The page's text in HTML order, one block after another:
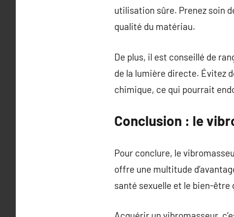
utilisation sûre. Prenez soin
qualité du matériau.
De plus, il est conseillé de
de la lumière directe. Évitez
chimique, ce qui pourrait
Conclusion : le
Pour conclure, le
offre une multitude
santé sexuelle et le bien-être